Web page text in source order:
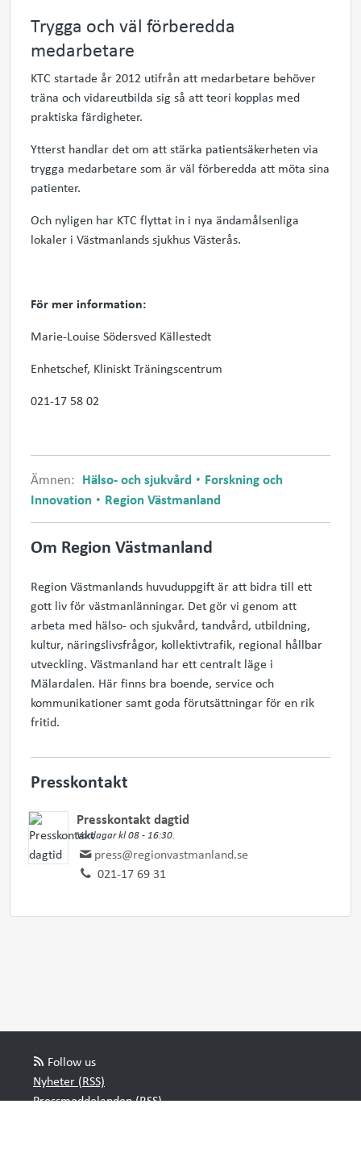
Trygga och väl förberedda
medarbetare
KTC startade år 2012 utifrån att medarbetare behöver
träna och vidareutbilda sig så att teori kopplas med
praktiska färdigheter.
Ytterst handlar det om att stärka patientsäkerheten via
trygga medarbetare som är väl förberedda att möta sina
patienter.
Och nyligen har KTC flyttat in i nya ändamålsenliga
lokaler i Västmanlands sjukhus Västerås.
För mer information:
Marie-Louise Södersved Källestedt
Enhetschef, Kliniskt Träningscentrum
021-17 58 02
Ämnen: Hälso- och sjukvård
Forskning och
Innovation
Region Västmanland
Om Region Västmanland
Region Västmanlands huvuduppgift är att bidra till ett
gott liv för västmanlänningar. Det gör vi genom att
arbeta med hälso- och sjukvård, tandvård, utbildning,
kultur, näringslivsfrågor, kollektivtrafik, regional hållbar
utveckling. Västmanland har ett centralt läge i
Mälardalen. Här finns bra boende, service och
kommunikationer samt goda förutsättningar för en rik
fritid.
Presskontakt
Presskontakt dagtid
Vardagar kl 08 - 16:30.
press@regionvastmanland.se
021-17 69 31
Follow us
Nyheter (RSS)
Pressmeddelanden (RSS)